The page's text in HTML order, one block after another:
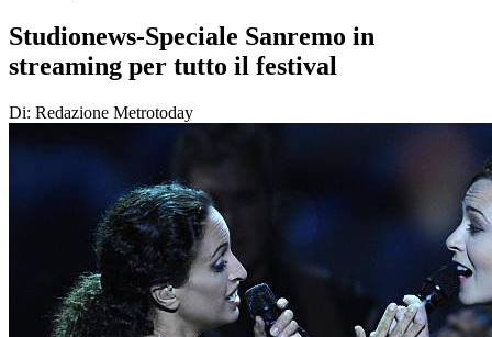
Studionews-Speciale Sanremo in
streaming per tutto il festival
Di: Redazione Metrotoday